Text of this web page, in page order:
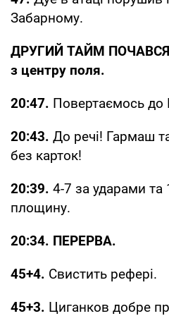
Забарному.
ДРУГИЙ ТАЙМ ПОЧАВСЯ.
з центру поля.
20:47. Повертаємось до
20:43. До речі! Гармаш
без карток!
20:39. 4-7 за ударами та
площину.
20:34. ПЕРЕРВА.
45+4. Свистить рефері.
45+3. Циганков добре